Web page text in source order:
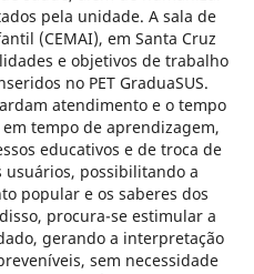
pela unidade. A sala de
(CEMAI), em Santa Cruz
e objetivos de trabalho
no PET GraduaSUS.
atendimento e o tempo
tempo de aprendizagem,
educativos e de troca de
usuários, possibilitando a
popular e os saberes dos
procura-se estimular a
gerando a interpretação
sem necessidade